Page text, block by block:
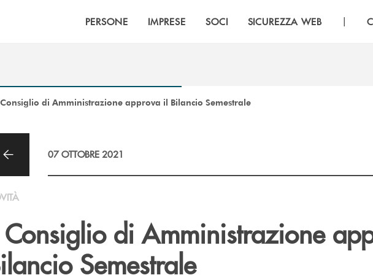
PERSONE IMPRESE SOCI SICUREZZA WEB |
di Amministrazione approva il Bilancio Semestrale
07 OTTOBRE 2021
Consiglio di Amministrazione
Semestrale